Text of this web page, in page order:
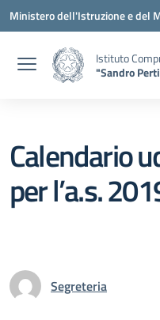
Vai ai contenuti
Vai al menu di navigazione
Vai al footer
Ministero dell'Istruzione e del
Istituto
"Sandro
Calendario
per l’a.s.
Segreteria